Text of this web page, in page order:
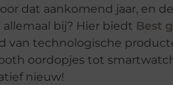
dat aankomend jaar, en
bij? Hier biedt Best
van technologische
oordopjes tot
nieuw!